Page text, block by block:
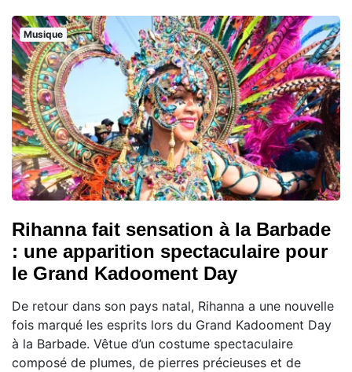
Musique
Rihanna fait sensation à la Barbade
: une apparition spectaculaire pour
le Grand Kadooment Day
De retour dans son pays natal, Rihanna a une nouvelle
fois marqué les esprits lors du Grand Kadooment Day
à la Barbade. Vêtue d’un costume spectaculaire
composé de plumes, de pierres précieuses et de